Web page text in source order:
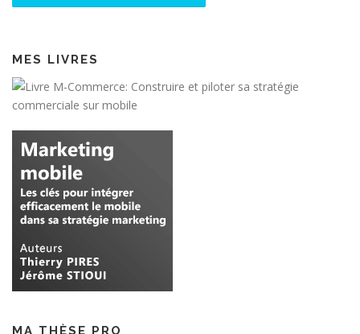
MES LIVRES
MA THÈSE PRO